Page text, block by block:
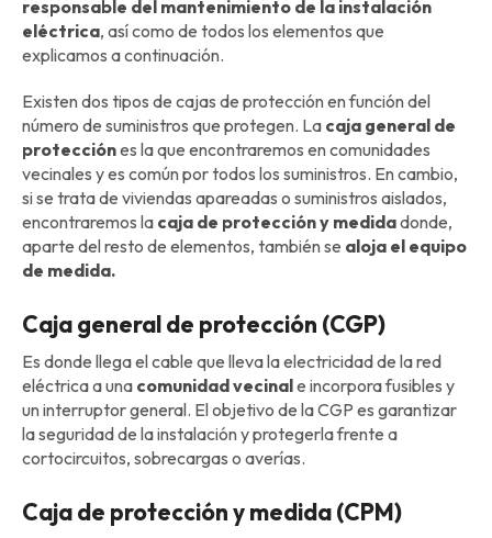
responsable del mantenimiento de la instalación
eléctrica, así como de todos los elementos que
explicamos a continuación.
Existen dos tipos de cajas de protección en función del
número de suministros que protegen. La caja general de
protecciónes la que encontraremos en comunidades
vecinales y es común por todos los suministros. En cambio,
si se trata de viviendas apareadas o suministros aislados,
encontraremos la caja de protección y medidadonde,
aparte del resto de elementos, también se aloja el equipo
de medida.
Caja general de protección (CGP)
Es donde llega el cable que lleva la electricidad de la red
eléctrica a una comunidad vecinale incorpora fusibles y
un interruptor general. El objetivo de la CGP es garantizar
la seguridad de la instalación y protegerla frente a
cortocircuitos, sobrecargas o averías.
Caja de protección y medida (CPM)